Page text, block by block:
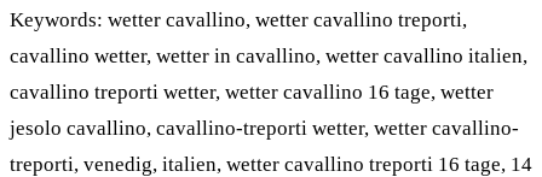
Keywords: wetter cavallino, wetter cavallino treporti,
cavallino wetter, wetter in cavallino, wetter cavallino italien,
cavallino treporti wetter, wetter cavallino 16 tage, wetter
jesolo cavallino, cavallino-treporti wetter, wetter cavallino-
treporti, venedig, italien, wetter cavallino treporti 16 tage, 14